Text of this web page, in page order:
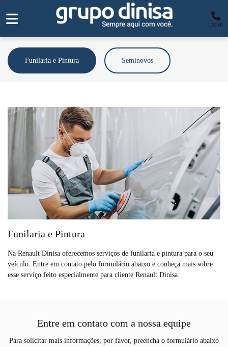
LIGAR
Funilaria e Pintura Seminovos
Funilaria e Pintura
Na Renault Dinisa oferecemos serviços de funilaria e pintura para o seu
veículo. Entre em contato pelo formulário abaixo e conheça mais sobre
esse serviço feito especialmente para cliente Renault Dinisa.
Entre em contato com a nossa equipe
Para solicitar mais informações, por favor, preencha o formulário abaixo